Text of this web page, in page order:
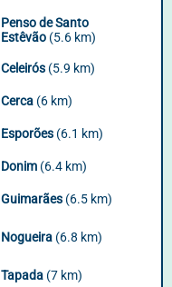
Penso de Santo
Estêvão (5.6 km)
Celeirós (5.9 km)
Cerca (6 km)
Esporões (6.1 km)
Donim (6.4 km)
Guimarães (6.5 km)
Nogueira (6.8 km)
Tapada (7 km)